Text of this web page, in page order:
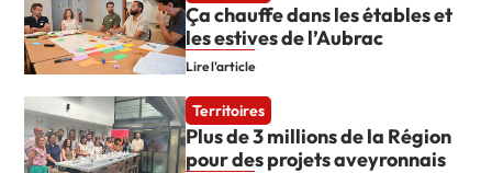
Ça chauffe dans les étables et
les estives de l’Aubrac
Lire l'article
Territoires
Plus de 3 millions de la Région
pour des projets aveyronnais